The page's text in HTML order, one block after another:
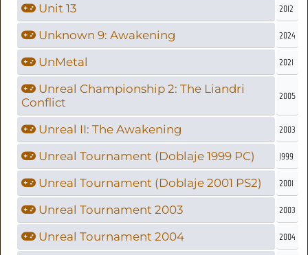
Unit 13 2012
Unknown 9: Awakening 2024
UnMetal 2021
Unreal Championship 2: The Liandri
Conflict
2005
Unreal II: The Awakening 2003
Unreal Tournament (Doblaje 1999 PC) 1999
Unreal Tournament (Doblaje 2001 PS2) 2001
Unreal Tournament 2003 2003
Unreal Tournament 2004 2004